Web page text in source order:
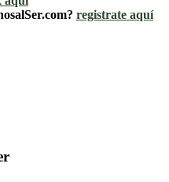
registrate aquí